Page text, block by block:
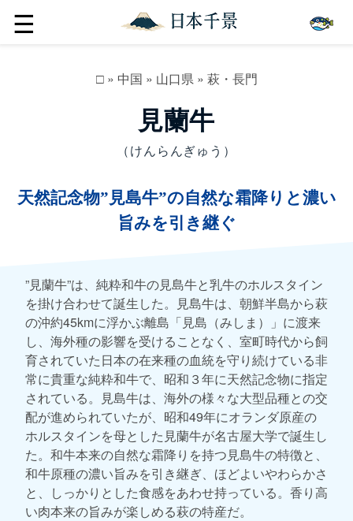
☰
□» 中国 » 山口県» 萩・長門
見蘭牛
（けんらんぎゅう）
天然記念物”見島牛”の自然な霜降りと濃い
旨みを引き継ぐ
”見蘭牛”は、純粋和牛の見島牛と乳牛のホルスタイン
を掛け合わせて誕生した。見島牛は、朝鮮半島から萩
の沖約45kmに浮かぶ離島「見島（みしま）」に渡来
し、海外種の影響を受けることなく、室町時代から飼
育されていた日本の在来種の血統を守り続けている非
常に貴重な純粋和牛で、昭和３年に天然記念物に指定
されている。見島牛は、海外の様々な大型品種との交
配が進められていたが、昭和49年にオランダ原産の
ホルスタインを母とした見蘭牛が名古屋大学で誕生し
た。和牛本来の自然な霜降りを持つ見島牛の特徴と、
和牛原種の濃い旨みを引き継ぎ、ほどよいやわらかさ
と、しっかりとした食感をあわせ持っている。香り高
い肉本来の旨みが楽しめる萩の特産だ。